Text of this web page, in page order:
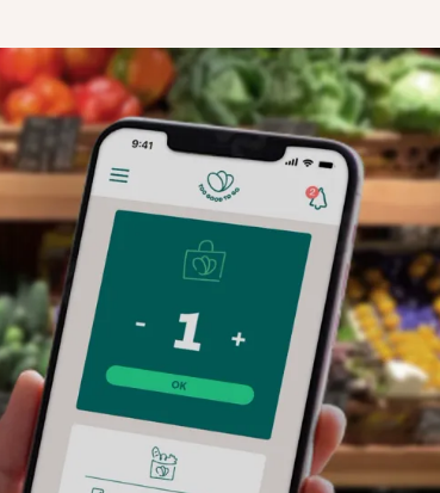
Gli utenti locali aprono la sezione "Scopri" dell'app e
possono quindi vedere il profilo del tuo negozio sulla
mappa e prenotare la Surprise Bag.